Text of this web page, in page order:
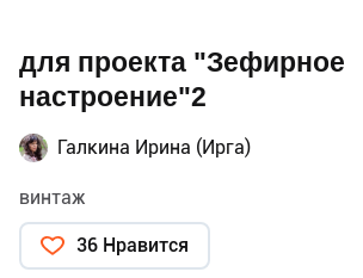
для проекта "Зефирное
настроение"2
Галкина Ирина (Ирга)
винтаж
36 Нравится